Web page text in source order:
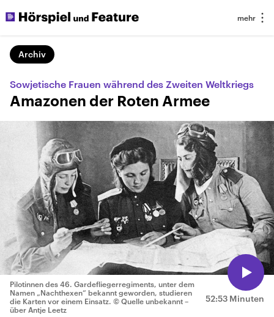
Archiv
Sowjetische Frauen während des Zweiten Weltkriegs
Amazonen der Roten Armee
52:53 Minuten
Pilotinnen des 46. Gardefliegerregiments, unter dem
Namen „Nachthexen“ bekannt geworden, studieren
die Karten vor einem Einsatz. © Quelle unbekannt –
über Antje Leetz